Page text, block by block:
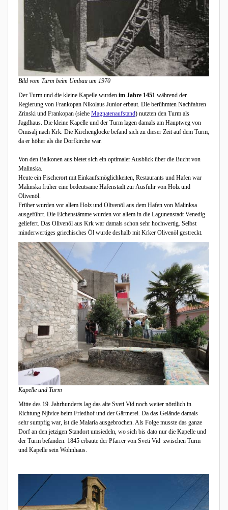
Bild vom Turm beim Umbau um 1970
Der Turm und die kleine Kapelle wurden im Jahre 1451 während der
Regierung von Frankopan Nikolaus Junior erbaut. Die berühmten Nachfahren
Zrinski und Frankopan (siehe Magnatenaufstand) nutzten den Turm als
Jagdhaus. Die kleine Kapelle und der Turm lagen damals am Hauptweg von
Omisalj nach Krk. Die Kirchenglocke befand sich zu dieser Zeit auf dem Turm,
da er höher als die Dorfkirche war.
Von den Balkonen aus bietet sich ein optimaler Ausblick über die Bucht von
Malinska.
Heute ein Fischerort mit Einkaufsmöglichkeiten, Restaurants und Hafen war
Malinska früher eine bedeutsame Hafenstadt zur Ausfuhr von Holz und
Olivenöl.
Früher wurden vor allem Holz und Olivenöl aus dem Hafen von Malinksa
ausgeführt. Die Eichenstämme wurden vor allem in die Lagunenstadt Venedig
geliefert. Das Olivenöl aus Krk war damals schon sehr hochwertig. Selbst
minderwertiges griechisches Öl wurde deshalb mit Krker Olivenöl gestreckt.
Kapelle und Turm
Mitte des 19. Jahrhunderts lag das alte Sveti Vid noch weiter nördlich in
Richtung Njivice beim Friedhof und der Gärtnerei. Da das Gelände damals
sehr sumpfig war, ist die Malaria ausgebrochen. Als Folge musste das ganze
Dorf an den jetzigen Standort umsiedeln, wo sich bis dato nur die Kapelle und
der Turm befanden. 1845 erbaute der Pfarrer von Sveti Vid zwischen Turm
und Kapelle sein Wohnhaus.